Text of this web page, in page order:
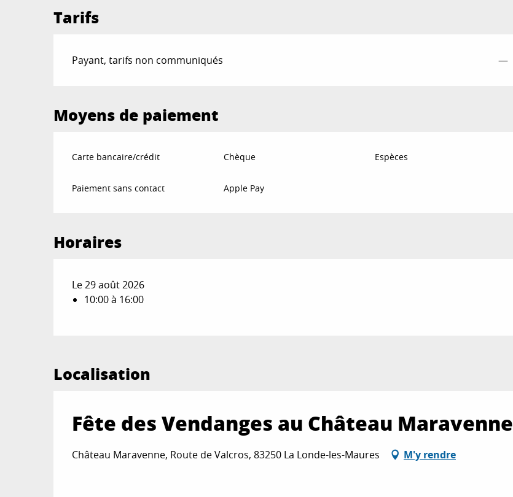
Tarifs
Payant, tarifs non communiqués —
Moyens de paiement
Carte bancaire/crédit Chèque Espèces
Paiement sans contact Apple Pay
Horaires
Le 29 août 2026
10:00 à 16:00
Localisation
Fête des Vendanges au Château Maravenne
Château Maravenne, Route de Valcros, 83250 La Londe-les-Maures M'y rendre